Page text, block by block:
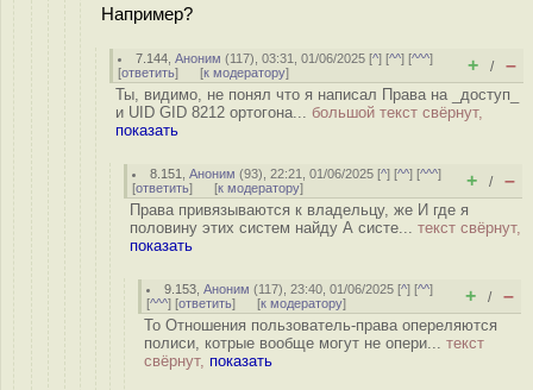
Например?
7.144 ,Аноним (117), 03:31, 01/06/2025 [^] [^^] [^^^]
[ответить] [к модератору] + / –
Ты, видимо, не понял что я написал Права на _доступ_
и UID GID 8212 ортогона... большой текст свёрнут,
показать
8.151 ,Аноним (93), 22:21, 01/06/2025 [^] [^^] [^^^]
[ответить] [к модератору] + / –
Права привязываются к владельцу, же И где я
половину этих систем найду А систе... текст свёрнут,
показать
9.153 ,Аноним (117), 23:40, 01/06/2025 [^] [^^]
[^^^] [ответить] [к модератору] + / –
То Отношения пользователь-права опереляются
полиси, котрые вообще могут не опери... текст
свёрнут, показать